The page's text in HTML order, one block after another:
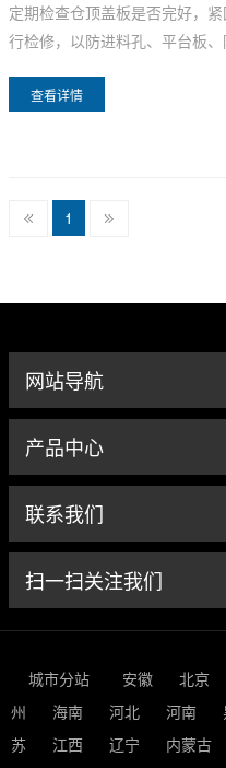
定期检查仓顶盖板是否完好，
行检修，以防进料孔、平台板
查，根据检查情况确定必要的防
查看详情
1
网站导航
产品中心
联系我们
扫一扫关注我们
城市分站 安徽 北京
州
海南 河北 河南
苏
江西 辽宁 内蒙古